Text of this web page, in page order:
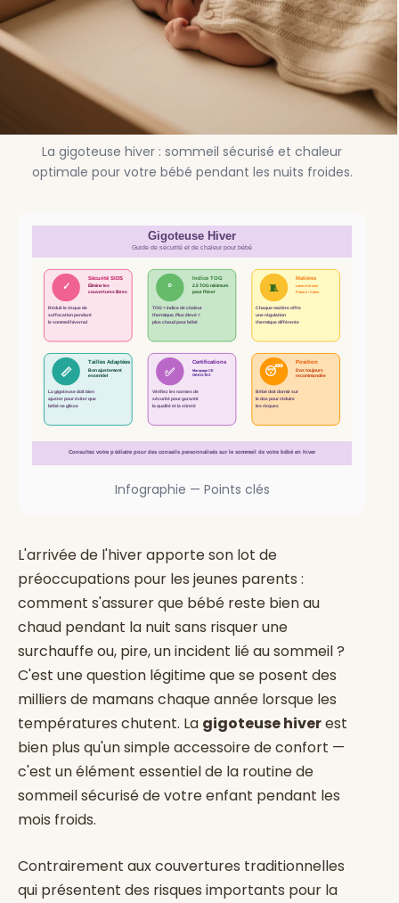
La gigoteuse hiver : sommeil sécurisé et chaleur
optimale pour votre bébé pendant les nuits froides.
Gigoteuse Hiver
Guide de sécurité et de chaleur pour bébé
✓
Sécurité SIDS
Élimine les
couvertures libres
Réduit le risque de
suffocation pendant
le sommeil hivernal
°
Indice TOG
2.5 TOG minimum
pour l'hiver
TOG = indice de chaleur
thermique. Plus élevé =
plus chaud pour bébé
🧵
Matières
Laine mérinos
Polaire • Coton
Chaque matière offre
une régulation
thermique différente
📏
Tailles Adaptées
Bon ajustement
essentiel
La gigoteuse doit bien
ajuster pour éviter que
bébé ne glisse
✅
Certifications
Marquage CE
OEKO-TEX
Vérifiez les normes de
sécurité pour garantir
la qualité et la sûreté
😴
Position
Dos toujours
recommandée
Bébé doit dormir sur
le dos pour réduire
les risques
Consultez votre pédiatre pour des conseils personnalisés sur le sommeil de votre bébé en hiver
Infographie — Points clés
L'arrivée de l'hiver apporte son lot de
préoccupations pour les jeunes parents :
comment s'assurer que bébé reste bien au
chaud pendant la nuit sans risquer une
surchauffe ou, pire, un incident lié au sommeil ?
C'est une question légitime que se posent des
milliers de mamans chaque année lorsque les
températures chutent. La gigoteuse hiverest
bien plus qu'un simple accessoire de confort —
c'est un élément essentiel de la routine de
sommeil sécurisé de votre enfant pendant les
mois froids.
Contrairement aux couvertures traditionnelles
qui présentent des risques importants pour la